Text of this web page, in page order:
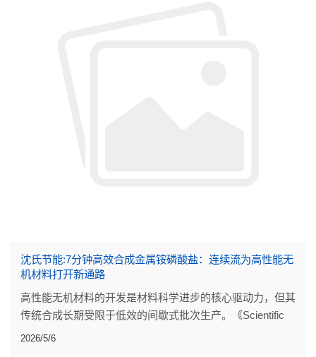
沈氏节能:7分钟高效合成金属铵磷酸盐：连续流为高性能无
机材料打开新通路
高性能无机材料的开发是材料科学进步的核心驱动力，但其
传统合成长期受限于低效的间歇式批次生产。《Scientific
Reports》发表的一项研究，为这类材料的制备带来了突破
2026/5/6